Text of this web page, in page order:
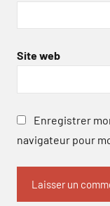
Site web
Enregistrer
navigateur pour